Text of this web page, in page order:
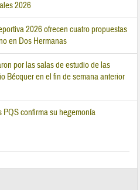
2026
2026 ofrecen cuatro propuestas
en Dos Hermanas
por las salas de estudio de las
Bécquer en el fin de semana anterior
confirma su hegemonía